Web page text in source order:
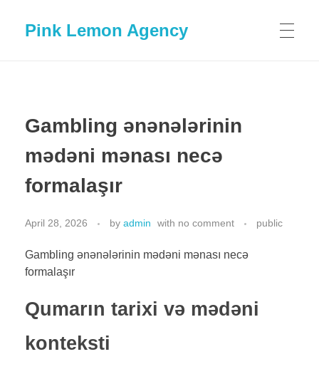
Pink Lemon Agency
Gambling ənənələrinin
mədəni mənası necə
formalaşır
April 28, 2026 by admin with no comment public
Gambling ənənələrinin mədəni mənası necə
formalaşır
Qumarın tarixi və mədəni
konteksti